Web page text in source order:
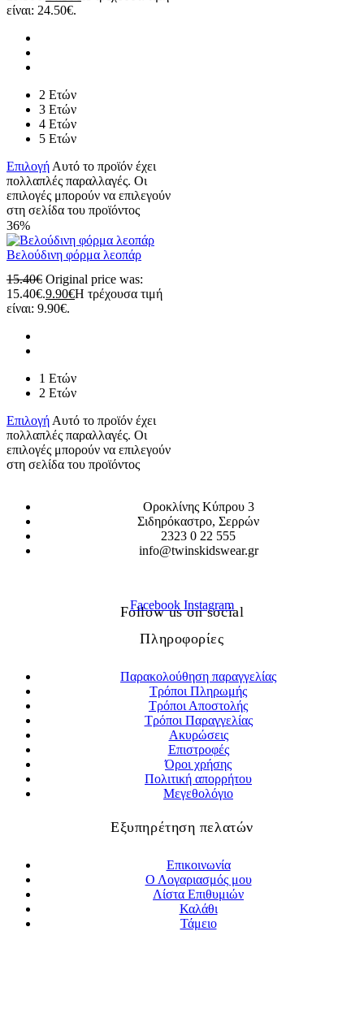
είναι: 24.50€.
2 Ετών
3 Ετών
4 Ετών
5 Ετών
ΕπιλογήΑυτό το προϊόν έχει
πολλαπλές παραλλαγές. Οι
επιλογές μπορούν να επιλεγούν
στη σελίδα του προϊόντος
36%
Βελούδινη φόρμα λεοπάρ
15.40€ Original price was:
15.40€.9.90€Η τρέχουσα τιμή
είναι: 9.90€.
1 Ετών
2 Ετών
Επιλογή Αυτό το προϊόν έχει
πολλαπλές παραλλαγές. Οι
επιλογές μπορούν να επιλεγούν
στη σελίδα του προϊόντος
Οροκλίνης Κύπρου 3
Σιδηρόκαστρο, Σερρών
2323 0 22 555
info@twinskidswear.gr
Follow us on social
Facebook Instagram
Πληροφορίες
Παρακολούθηση παραγγελίας
Τρόποι Πληρωμής
Τρόποι Αποστολής
Τρόποι Παραγγελίας
Ακυρώσεις
Επιστροφές
Όροι χρήσης
Πολιτική απορρήτου
Μεγεθολόγιο
Εξυπηρέτηση πελατών
Επικοινωνία
Ο Λογαριασμός μου
Λίστα Επιθυμιών
Καλάθι
Τάμειο